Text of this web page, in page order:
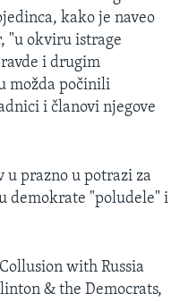
kako je naveo
"u okviru istrage
i drugim
možda počinili
i članovi njegove
u prazno u potrazi za
demokrate "poludele" i
with Russia
& the Democrats,